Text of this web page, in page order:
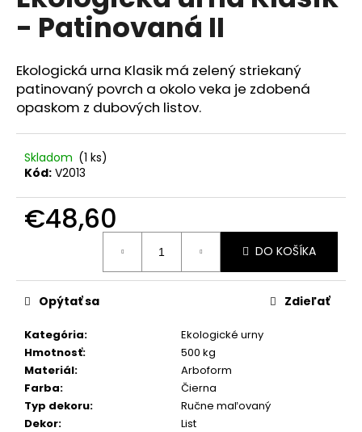
z
hviezdičiek.
- Patinovaná II
Ekologická urna Klasik má zelený striekaný
patinovaný povrch a okolo veka je zdobená
opaskom z dubových listov.
Skladom (1 ks)
Kód: V2013
€48,60
DO KOŠÍKA
Kategória:
Ekologické urny
Hmotnosť:
500 kg
Materiál:
Arboform
Farba:
Čierna
Typ dekoru:
Ručne maľovaný
Dekor:
List
Opýtať sa Zdieľať
á
s
ť
?
d
p
o
ú
č
a
m
e